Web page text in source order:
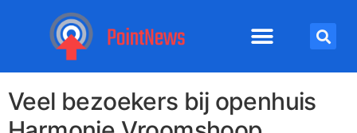
Veel bezoekers bij openhuis